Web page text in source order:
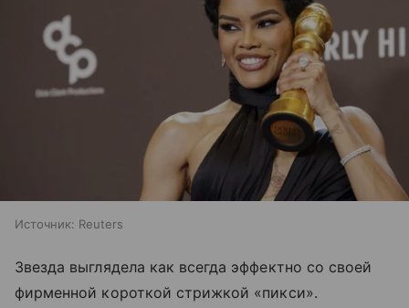
Источник: Reuters
Звезда выглядела как всегда эффектно со своей
фирменной короткой стрижкой «пикси».